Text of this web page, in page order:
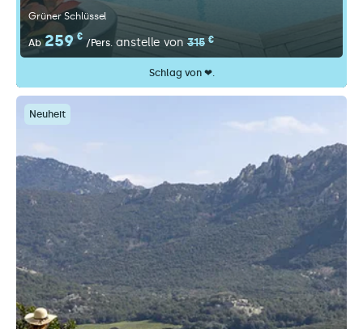
Grüner Schlüssel
Ab 259 €
/Pers. anstelle von 315 €
Schlag von ❤.
Neuheit